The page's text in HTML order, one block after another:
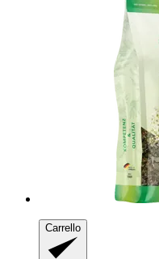
Carrello